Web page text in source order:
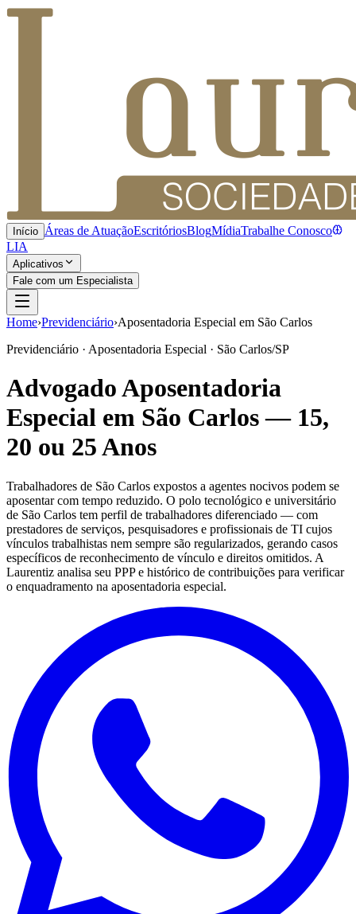
Início Áreas de AtuaçãoEscritóriosBlogMídiaTrabalhe Conosco
LIA
Aplicativos
Fale com um Especialista
Home›Previdenciário›Aposentadoria Especial em São Carlos
Previdenciário · Aposentadoria Especial · São Carlos/SP
Advogado Aposentadoria
Especial em São Carlos — 15,
20 ou 25 Anos
Trabalhadores de São Carlos expostos a agentes nocivos podem se
aposentar com tempo reduzido. O polo tecnológico e universitário
de São Carlos tem perfil de trabalhadores diferenciado — com
prestadores de serviços, pesquisadores e profissionais de TI cujos
vínculos trabalhistas nem sempre são regularizados, gerando casos
específicos de reconhecimento de vínculo e direitos omitidos. A
Laurentiz analisa seu PPP e histórico de contribuições para verificar
o enquadramento na aposentadoria especial.